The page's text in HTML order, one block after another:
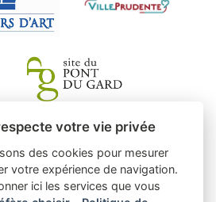
votre vie privée
des cookies pour mesurer
votre expérience de navigation.
ici les services que vous